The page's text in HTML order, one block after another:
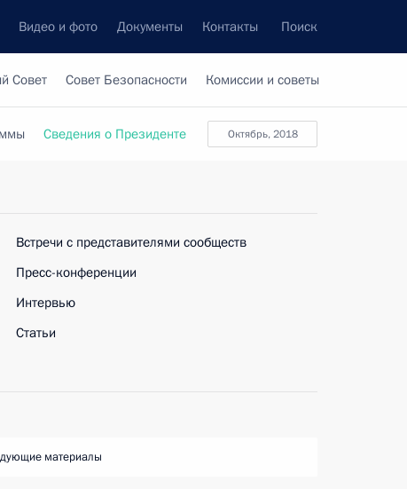
Видео и фото Документы Контакты Поиск
Совет Совет Безопасности Комиссии и советы
октябрь, 2018
Сведения о Президенте
Встречи с представителями сообществ
Пресс-конференции
Интервью
Статьи
материалы